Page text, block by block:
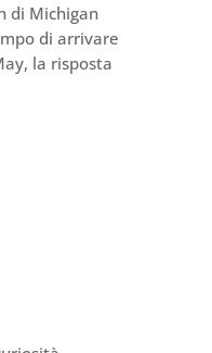
di Michigan
di arrivare
la risposta